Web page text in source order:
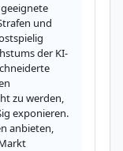
und
der KI-
zu werden,
exponieren.
anbieten,